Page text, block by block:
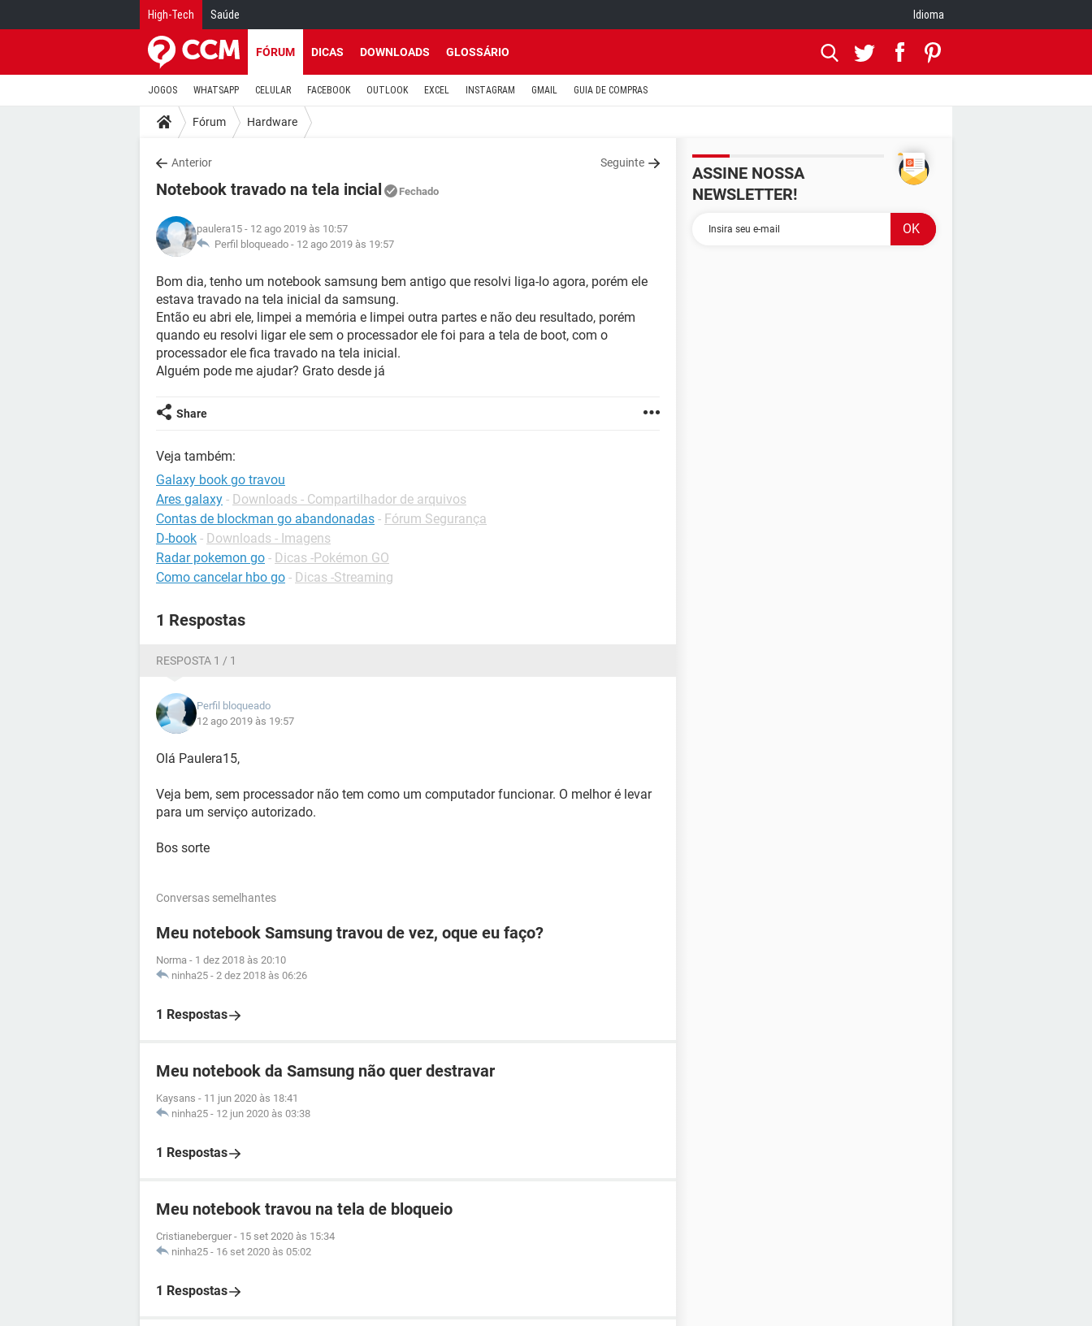
High-Tech Saúde Idioma
FÓRUM DICAS DOWNLOADS GLOSSÁRIO
JOGOS WHATSAPP CELULAR FACEBOOK OUTLOOK EXCEL INSTAGRAM GMAIL GUIA DE COMPRAS
Fórum Hardware
Anterior Seguinte
Notebook travado na tela incial Fechado
paulera15 - 12 ago 2019 às 10:57
Perfil bloqueado - 12 ago 2019 às 19:57
Bom dia, tenho um notebook samsung bem antigo que resolvi liga-lo agora, porém ele
estava travado na tela inicial da samsung.
Então eu abri ele, limpei a memória e limpei outra partes e não deu resultado, porém
quando eu resolvi ligar ele sem o processador ele foi para a tela de boot, com o
processador ele fica travado na tela inicial.
Alguém pode me ajudar? Grato desde já
Share
Veja também:
Galaxy book go travou
Ares galaxy - Downloads - Compartilhador de arquivos
Contas de blockman go abandonadas - Fórum Segurança
D-book - Downloads - Imagens
Radar pokemon go - Dicas -Pokémon GO
Como cancelar hbo go - Dicas -Streaming
1 Respostas
RESPOSTA 1 / 1
Perfil bloqueado
12 ago 2019 às 19:57
Olá Paulera15,
Veja bem, sem processador não tem como um computador funcionar. O melhor é levar
para um serviço autorizado.
Bos sorte
Conversas semelhantes
Meu notebook Samsung travou de vez, oque eu faço?
Norma - 1 dez 2018 às 20:10
ninha25 - 2 dez 2018 às 06:26
1 Respostas
Meu notebook da Samsung não quer destravar
Kaysans - 11 jun 2020 às 18:41
ninha25 - 12 jun 2020 às 03:38
1 Respostas
Meu notebook travou na tela de bloqueio
Cristianeberguer - 15 set 2020 às 15:34
ninha25 - 16 set 2020 às 05:02
1 Respostas
ASSINE NOSSA
NEWSLETTER!